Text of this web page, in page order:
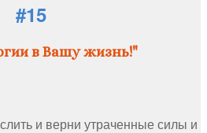
#15
в Вашу жизнь!"
и верни утраченные силы и